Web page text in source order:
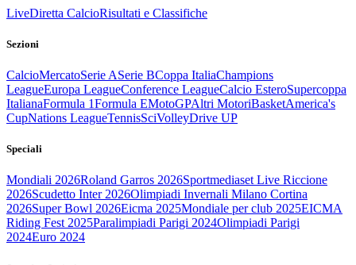
LiveDiretta CalcioRisultati e Classifiche
Sezioni
CalcioMercatoSerie ASerie BCoppa ItaliaChampions
LeagueEuropa LeagueConference LeagueCalcio EsteroSupercoppa
ItalianaFormula 1Formula EMotoGPAltri MotoriBasketAmerica's
CupNations LeagueTennisSciVolleyDrive UP
Speciali
Mondiali 2026Roland Garros 2026Sportmediaset Live Riccione
2026Scudetto Inter 2026Olimpiadi Invernali Milano Cortina
2026Super Bowl 2026Eicma 2025Mondiale per club 2025EICMA
Riding Fest 2025Paralimpiadi Parigi 2024Olimpiadi Parigi
2024Euro 2024